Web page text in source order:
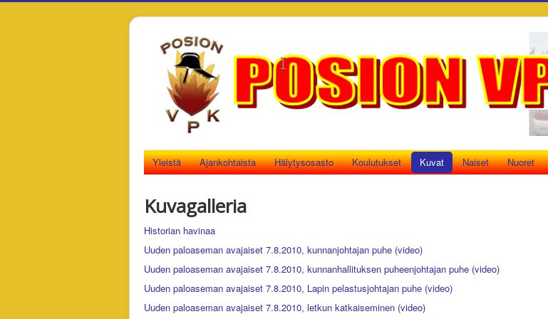
Yleistä Ajankohtaista Hälytysosasto Koulutukset Kuvat Naiset Nuoret
Kuvagalleria
Historian havinaa
Uuden paloaseman avajaiset 7.8.2010, kunnanjohtajan puhe (video)
Uuden paloaseman avajaiset 7.8.2010, kunnanhallituksen puheenjohtajan puhe (video)
Uuden paloaseman avajaiset 7.8.2010, Lapin pelastusjohtajan puhe (video)
Uuden paloaseman avajaiset 7.8.2010, letkun katkaiseminen (video)